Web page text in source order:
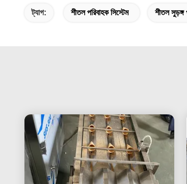
ট্যাগ: শীতল পরিবাহক সিস্টেম শীতল সুড়ঙ্গ